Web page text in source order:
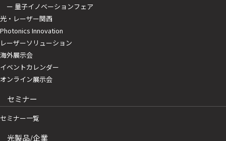
ー 量子イノベーションフェア
光・レーザー関西
Photonics Innovation
レーザーソリューション
海外展示会
イベントカレンダー
オンライン展示会
セミナー
セミナー一覧
光製品/企業